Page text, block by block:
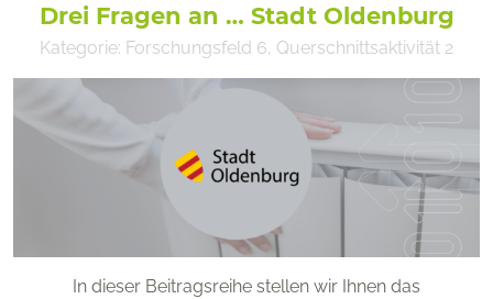
Drei Fragen an … Stadt Oldenburg
Kategorie: Forschungsfeld 6, Querschnittsaktivität 2
In dieser Beitragsreihe stellen wir Ihnen das